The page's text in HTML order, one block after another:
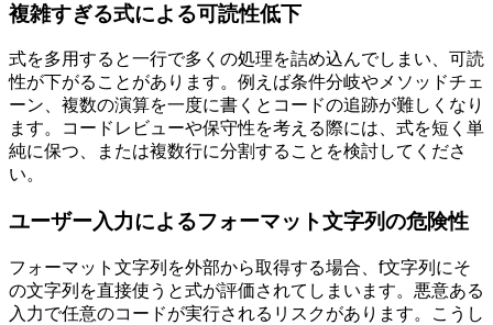
複雑すぎる式による可読性低下
式を多用すると一行で多くの処理を詰め込んでしまい、可読
性が下がることがあります。例えば条件分岐やメソッドチェ
ーン、複数の演算を一度に書くとコードの追跡が難しくなり
ます。コードレビューや保守性を考える際には、式を短く単
純に保つ、または複数行に分割することを検討してくださ
い。
ユーザー入力によるフォーマット文字列の危険性
フォーマット文字列を外部から取得する場合、f文字列にそ
の文字列を直接使うと式が評価されてしまいます。悪意ある
入力で任意のコードが実行されるリスクがあります。こうし